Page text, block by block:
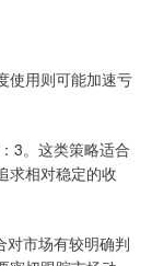
使用则可能加速亏
3。这类策略适合
求相对稳定的收
对市场有较明确判